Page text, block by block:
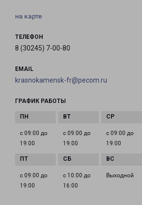
на карте
ТЕЛЕФОН
8 (30245) 7-00-80
EMAIL
krasnokamensk-fr@pecom.ru
ГРАФИК РАБОТЫ
с 09:00 до
19:00
с 09:00 до
19:00
с 09:00 до
19:00
с 09:00 до
19:00
с 10:00 до
16:00
Выходной